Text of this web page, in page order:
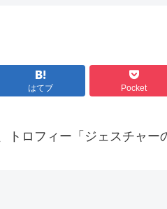
はてブ Pocket
ロフィー「ジェスチャー